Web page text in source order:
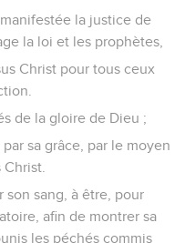
la justice de
la loi et les prophètes,
Christ pour tous ceux
de la gloire de Dieu ;
sa grâce, par le moyen
son sang, à être, pour
afin de montrer sa
les péchés commis